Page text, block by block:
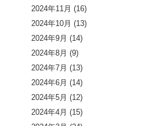
2024年11月 (16)
2024年10月 (13)
2024年9月 (14)
2024年8月 (9)
2024年7月 (13)
2024年6月 (14)
2024年5月 (12)
2024年4月 (15)